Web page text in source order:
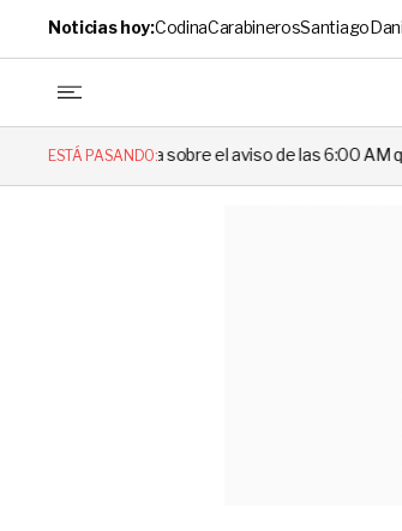
Noticias hoy:CodinaCarabinerosSantiago
ESTÁ PASANDO:
el aviso de las 6:00 AM que dejó en evidencia al